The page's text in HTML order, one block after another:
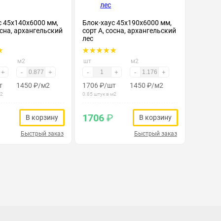
45х140х6000 мм,
архангельский
+
м2
- +
1450 ₽/м2
В корзину
Быстрый заказ
Блок-хаус 45х190х6000 мм,
сорт А, сосна, архангельский
лес
шт
- +
1706 ₽/шт
0.85 штук в м2
м2
- +
1450 ₽/м2
1706₽ В корзину
Быстрый заказ